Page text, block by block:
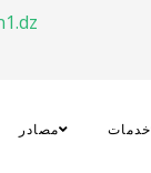
خدمات مصادر